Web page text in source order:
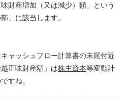
財産増加（又は減少）額」という
」に該当します。
ャッシュフロー計算書の末尾付近
正味財産額」は株主資本等変動計
すね。